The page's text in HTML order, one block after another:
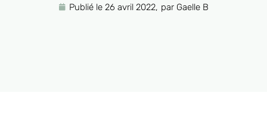
Publié le 26 avril 2022, par Gaelle B